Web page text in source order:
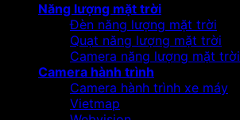
Năng lượng mặt trời
Đèn năng lượng mặt trời
Quạt năng lượng mặt trời
Camera năng lượng mặt trời
Camera hành trình
Camera hành trình xe máy
Vietmap